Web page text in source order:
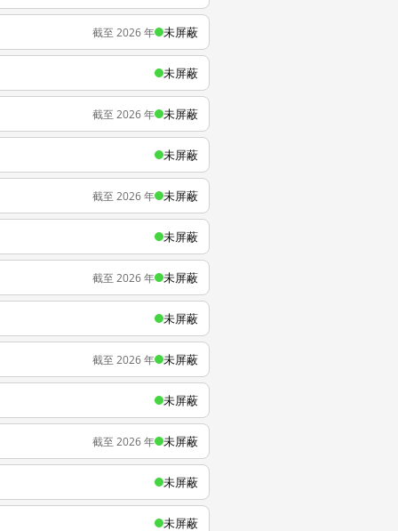
截至 2026 年 未屏蔽
未屏蔽
截至 2026 年 未屏蔽
未屏蔽
截至 2026 年 未屏蔽
未屏蔽
截至 2026 年 未屏蔽
未屏蔽
截至 2026 年 未屏蔽
未屏蔽
截至 2026 年 未屏蔽
未屏蔽
未屏蔽